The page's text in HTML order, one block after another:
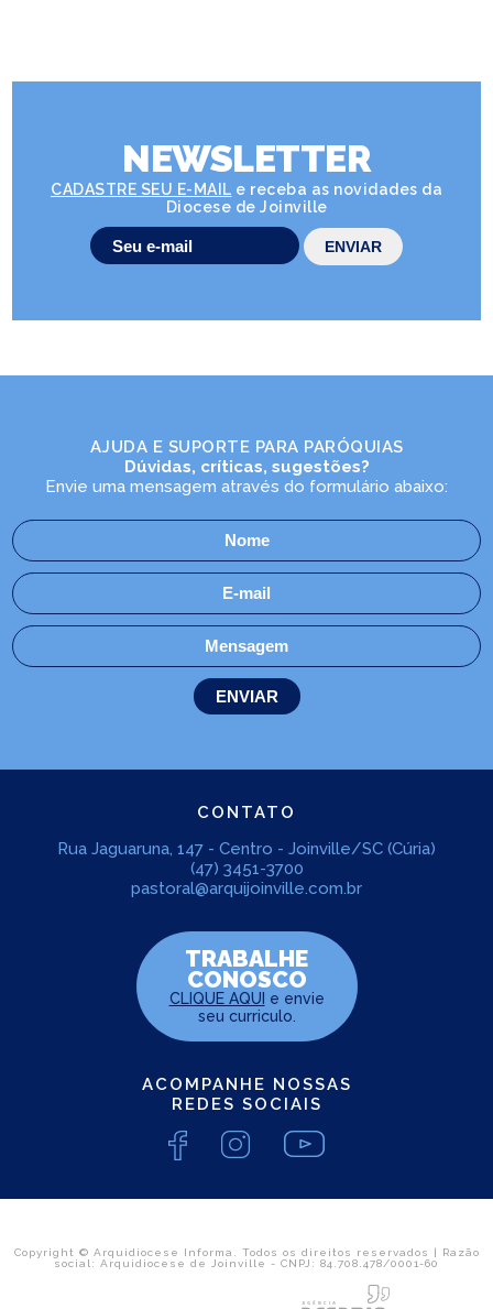
NEWSLETTER
CADASTRE SEU E-MAIL e receba as novidades da
Diocese de Joinville
AJUDA E SUPORTE PARA PARÓQUIAS
Dúvidas, críticas, sugestões?
Envie uma mensagem através do formulário abaixo:
CONTATO
Rua Jaguaruna, 147 - Centro - Joinville/SC (Cúria)
(47) 3451-3700
pastoral@arquijoinville.com.br
TRABALHE
CONOSCO
CLIQUE AQUI e envie
seu curriculo.
ACOMPANHE NOSSAS
REDES SOCIAIS
Copyright © Arquidiocese Informa. Todos os direitos reservados | Razão
social: Arquidiocese de Joinville - CNPJ: 84.708.478/0001-60